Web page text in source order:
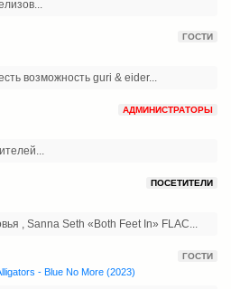
ГОСТИ
возможность guri & eider...
АДМИНИСТРАТОРЫ
ПОСЕТИТЕЛИ
, Sanna Seth «Both Feet In» FLAC...
ГОСТИ
- Blue No More (2023)